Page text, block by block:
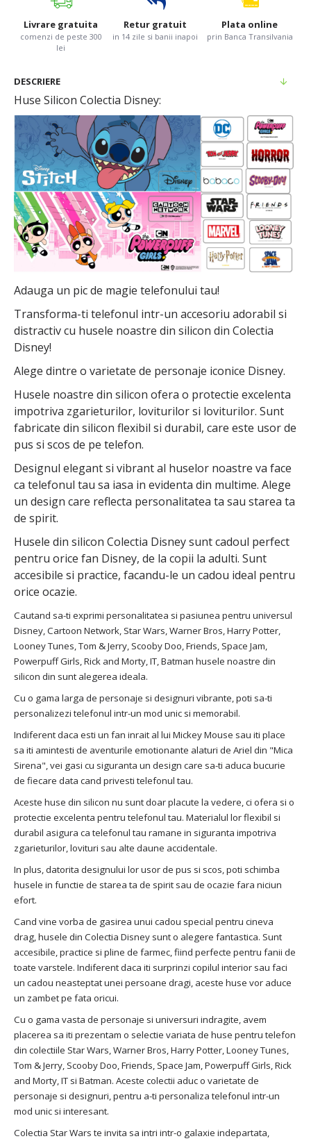
Livrare gratuita
comenzi de peste 300
lei
Retur gratuit
in 14 zile si banii inapoi
Plata online
prin Banca Transilvania
DESCRIERE
Huse Silicon Colectia Disney:
Adauga un pic de magie telefonului tau!
Transforma-ti telefonul intr-un accesoriu adorabil si
distractiv cu husele noastre din silicon din Colectia
Disney!
Alege dintre o varietate de personaje iconice Disney.
Husele noastre din silicon ofera o protectie excelenta
impotriva zgarieturilor, loviturilor si loviturilor. Sunt
fabricate din silicon flexibil si durabil, care este usor de
pus si scos de pe telefon.
Designul elegant si vibrant al huselor noastre va face
ca telefonul tau sa iasa in evidenta din multime. Alege
un design care reflecta personalitatea ta sau starea ta
de spirit.
Husele din silicon Colectia Disney sunt cadoul perfect
pentru orice fan Disney, de la copii la adulti. Sunt
accesibile si practice, facandu-le un cadou ideal pentru
orice ocazie.
Cautand sa-ti exprimi personalitatea si pasiunea pentru universul
Disney, Cartoon Network, Star Wars, Warner Bros, Harry Potter,
Looney Tunes, Tom & Jerry, Scooby Doo, Friends, Space Jam,
Powerpuff Girls, Rick and Morty, IT, Batman husele noastre din
silicon din sunt alegerea ideala.
Cu o gama larga de personaje si designuri vibrante, poti sa-ti
personalizezi telefonul intr-un mod unic si memorabil.
Indiferent daca esti un fan inrait al lui Mickey Mouse sau iti place
sa iti amintesti de aventurile emotionante alaturi de Ariel din "Mica
Sirena", vei gasi cu siguranta un design care sa-ti aduca bucurie
de fiecare data cand privesti telefonul tau.
Aceste huse din silicon nu sunt doar placute la vedere, ci ofera si o
protectie excelenta pentru telefonul tau. Materialul lor flexibil si
durabil asigura ca telefonul tau ramane in siguranta impotriva
zgarieturilor, lovituri sau alte daune accidentale.
In plus, datorita designului lor usor de pus si scos, poti schimba
husele in functie de starea ta de spirit sau de ocazie fara niciun
efort.
Cand vine vorba de gasirea unui cadou special pentru cineva
drag, husele din Colectia Disney sunt o alegere fantastica. Sunt
accesibile, practice si pline de farmec, fiind perfecte pentru fanii de
toate varstele. Indiferent daca iti surprinzi copilul interior sau faci
un cadou neasteptat unei persoane dragi, aceste huse vor aduce
un zambet pe fata oricui.
Cu o gama vasta de personaje si universuri indragite, avem
placerea sa iti prezentam o selectie variata de huse pentru telefon
din colectiile Star Wars, Warner Bros, Harry Potter, Looney Tunes,
Tom & Jerry, Scooby Doo, Friends, Space Jam, Powerpuff Girls, Rick
and Morty, IT si Batman. Aceste colectii aduc o varietate de
personaje si designuri, pentru a-ti personaliza telefonul intr-un
mod unic si interesant.
Colectia Star Wars te invita sa intri intr-o galaxie indepartata,